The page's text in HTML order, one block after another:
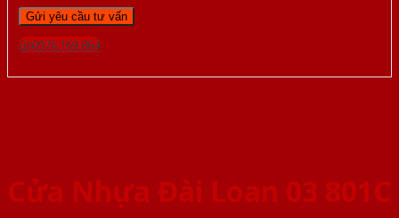
Gọi 0976.169.864
Cửa Nhựa Đài Loan 03 801C